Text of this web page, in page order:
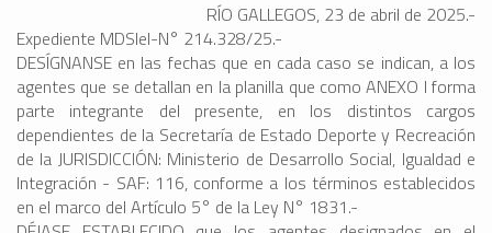
RÍO GALLEGOS, 23 de abril de 2025.-
Expediente MDSIeI-N° 214.328/25.-
DESÍGNANSE en las fechas que en cada caso se indican, a los
agentes que se detallan en la planilla que como ANEXO I forma
parte integrante del presente, en los distintos cargos
dependientes de la Secretaría de Estado Deporte y Recreación
de la JURISDICCIÓN: Ministerio de Desarrollo Social, Igualdad e
Integración - SAF: 116, conforme a los términos establecidos
en el marco del Artículo 5° de la Ley N° 1831.-